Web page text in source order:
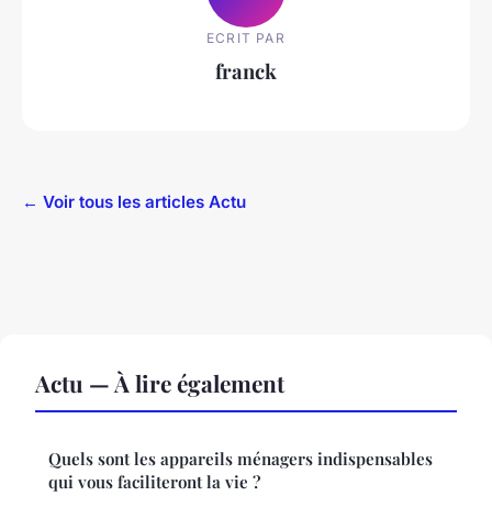
ECRIT PAR
franck
← Voir tous les articles Actu
Actu — À lire également
Quels sont les appareils ménagers indispensables
qui vous faciliteront la vie ?